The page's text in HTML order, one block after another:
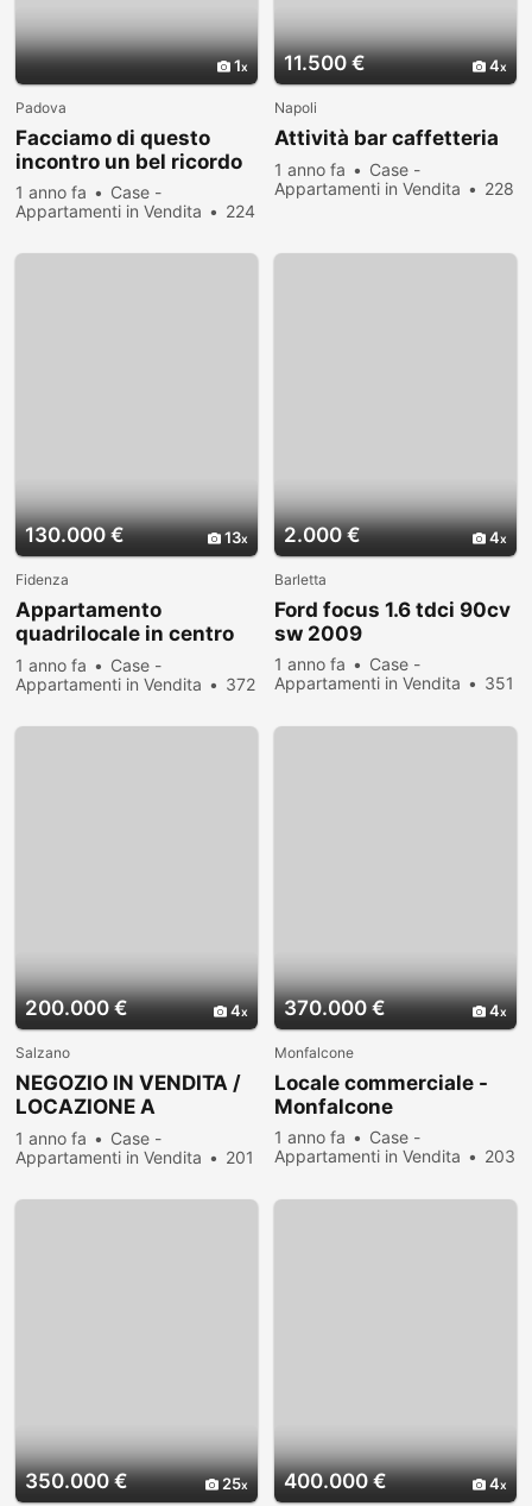
1
Padova
Facciamo di questo
incontro un bel ricordo
1 anno fa
Case -
Appartamenti in Vendita
224
11.500 € 4
Napoli
Attività bar caffetteria
1 anno fa
Case -
Appartamenti in Vendita
228
130.000 € 13
Fidenza
Appartamento
quadrilocale in centro
con garage a Fidenza
1 anno fa
Case -
Appartamenti in Vendita
372
2.000 € 4
Barletta
Ford focus 1.6 tdci 90cv
sw 2009
1 anno fa
Case -
Appartamenti in Vendita
351
200.000 € 4
Salzano
NEGOZIO IN VENDITA /
LOCAZIONE A
ROBEGANO
1 anno fa
Case -
Appartamenti in Vendita
201
370.000 € 4
Monfalcone
Locale commerciale -
Monfalcone
1 anno fa
Case -
Appartamenti in Vendita
203
350.000 € 25 400.000 € 4